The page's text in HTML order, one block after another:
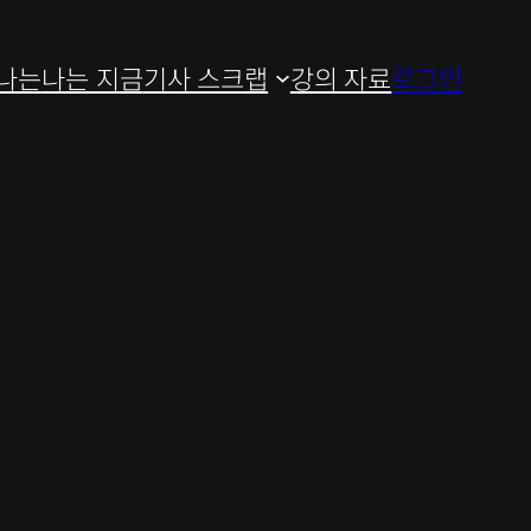
는나는 지금기사 스크랩 강의 자료로그인